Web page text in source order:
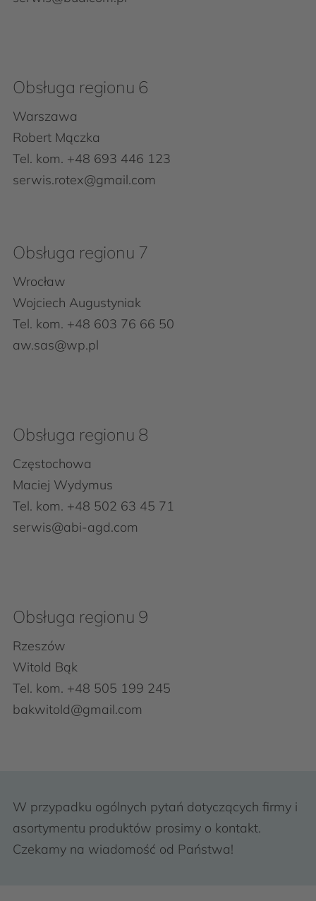
Obsługa regionu 6
Warszawa
Robert Mączka
Tel. kom. +48 693 446 123
serwis.rotex@gmail.com
Obsługa regionu 7
Wrocław
Wojciech Augustyniak
Tel. kom. +48 603 76 66 50
aw.sas@wp.pl
Obsługa regionu 8
Częstochowa
Maciej Wydymus
Tel. kom. +48 502 63 45 71
serwis@abi-agd.com
Obsługa regionu 9
Rzeszów
Witold Bąk
Tel. kom. +48 505 199 245
bakwitold@gmail.com
W przypadku ogólnych pytań dotyczących firmy i
asortymentu produktów prosimy o kontakt.
Czekamy na wiadomość od Państwa!